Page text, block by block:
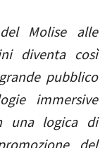
del Molise alle
diventa così
pubblico
immersive
una logica di
del